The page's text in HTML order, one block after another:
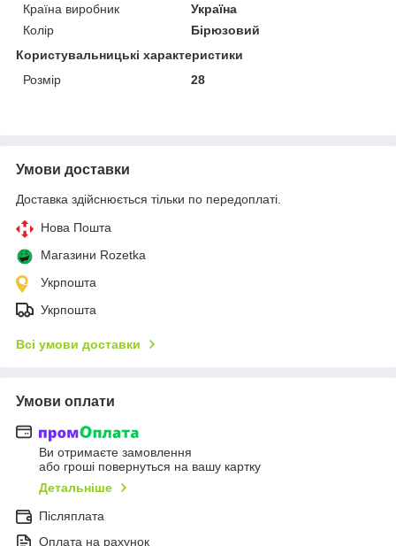
Країна виробник
Україна
Колір
Бірюзовий
Користувальницькі характеристики
Розмір
28
Умови доставки
Доставка здійснюється тільки по передоплаті.
Нова Пошта
Магазини Rozetka
Укрпошта
Укрпошта
Всі умови доставки
Умови оплати
Ви отримаєте замовлення
або гроші повернуться на вашу картку
Детальніше
Післяплата
Оплата на рахунок